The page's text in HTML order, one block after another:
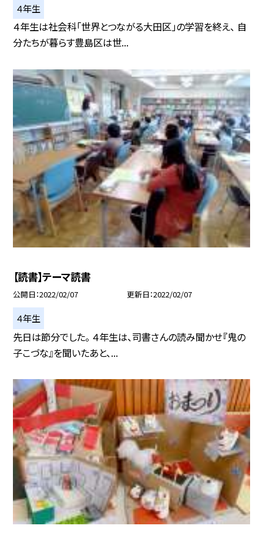
４年生
４年生は社会科「世界とつながる大田区」の学習を終え、 自
分たちが暮らす豊島区は世...
【読書】テーマ読書
公開日 2022/02/07 更新日 2022/02/07
４年生
先日は節分でした。 ４年生は、司書さんの読み聞かせ『鬼の
子こづな』を聞いたあと、...